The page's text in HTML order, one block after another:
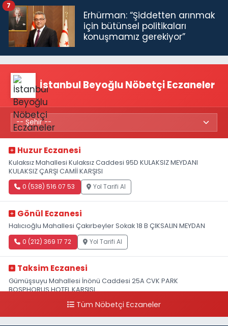
Erhürman: “Şiddetten arınmak
için bütünsel politikaları
konuşmamız gerekiyor”
7
İstanbul Beyoğlu Nöbetçi Eczaneler
Huzur Eczanesi
Kulaksız Mahallesi Kulaksız Caddesi 95D KULAKSIZ MEYDANI
KULAKSIZ ÇARŞI CAMİİ KARŞISI
0 (538) 516 07 53 Yol Tarifi Al
Gönül Eczanesi
Halıcıoğlu Mahallesi Çakırbeyler Sokak 18 B ÇIKSALIN MEYDAN
0 (212) 369 17 72 Yol Tarifi Al
Taksim Eczanesi
Gümüşsuyu Mahallesi İnönü Caddesi 25A CVK PARK
BOSPHORUS HOTEL KARŞISI
0 (212) 249 50 99 Yol Tarifi Al
Tüm Nöbetçi Eczaneler